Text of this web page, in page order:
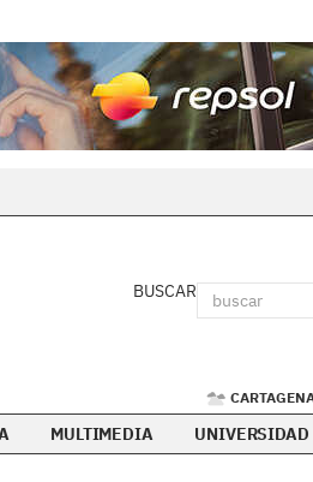
BUSCAR
MULTIMEDIA